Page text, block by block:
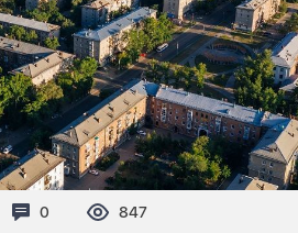
Комментариев:
0 Просмотров:
847